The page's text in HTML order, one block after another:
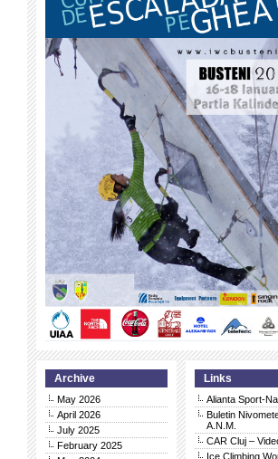
Archive
May 2026
April 2026
July 2025
February 2025
Links
Alianta Sport-
Buletin
A.N.M.
CAR Cluj –
Ice Climbing